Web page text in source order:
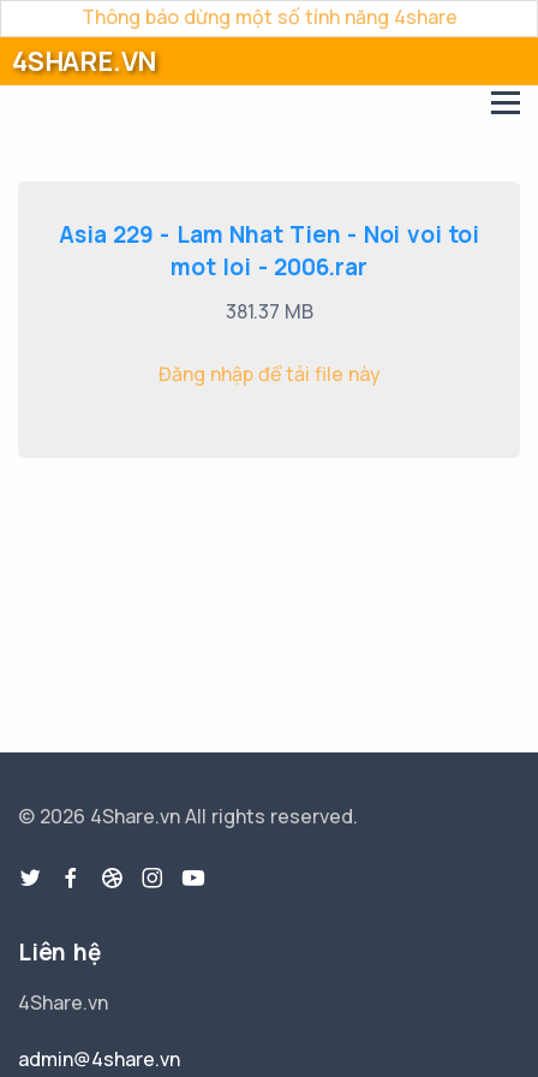
Thông báo dừng một số tính năng 4share
4SHARE.VN
Asia 229 - Lam Nhat Tien - Noi voi toi
mot loi - 2006.rar
381.37 MB
Đăng nhập để tải file này
© 2026 4Share.vnAll rights reserved.
Liên hệ
4Share.vn
admin@4share.vn